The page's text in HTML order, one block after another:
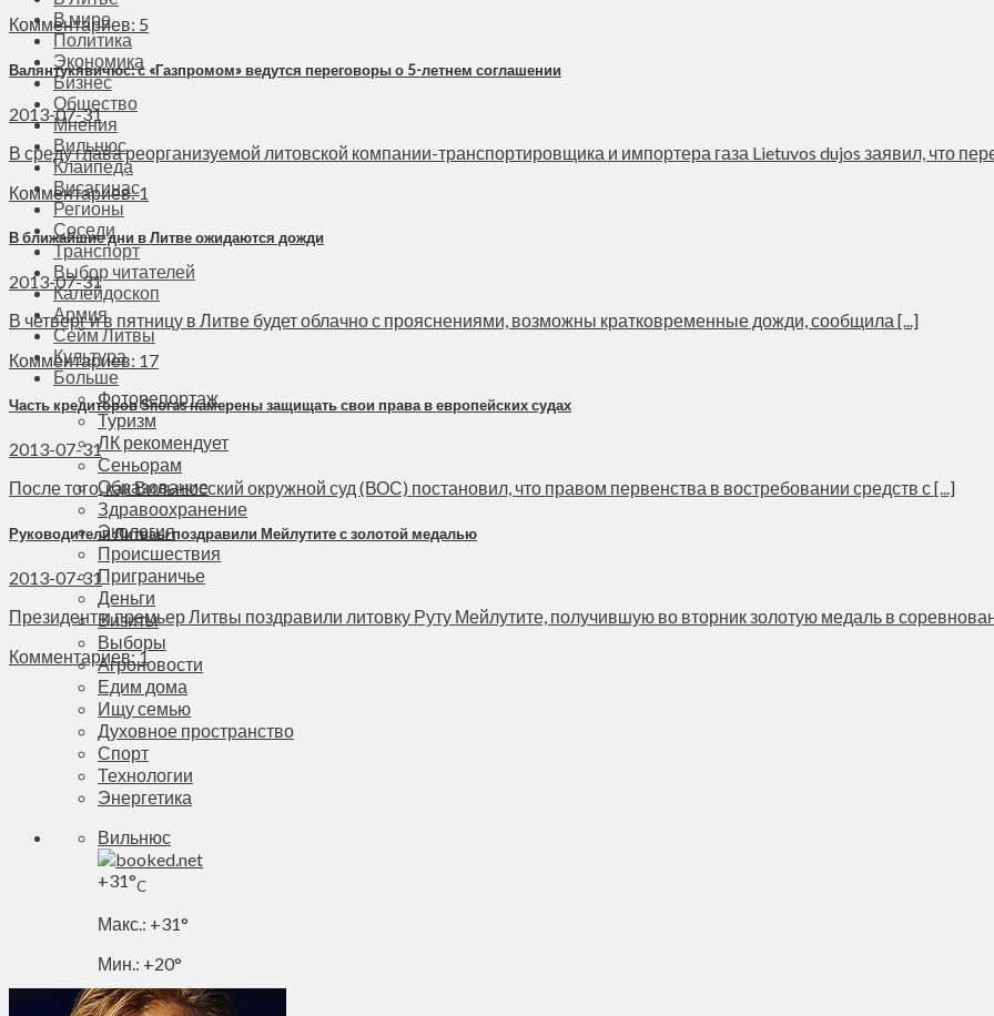
В мире
Политика
Экономика
Бизнес
Общество
Мнения
Вильнюс
Клайпеда
Висагинас
Регионы
Соседи
Транспорт
Выбор читателей
Калейдоскоп
Армия
Сейм Литвы
Культура
Больше
Фоторепортаж
Туризм
ЛК рекомендует
Сеньорам
Образование
Здравоохранение
Экология
Происшествия
Приграничье
Деньги
Визиты
Выборы
Агроновости
Едим дома
Ищу семью
Духовное пространство
Спорт
Технологии
Энергетика
Вильнюс
+31°C
Макс.: +31°
Мин.: +20°
Чт, 06.08.2026
Комментариев: 5
Валянтукявичюс: с «Газпромом» ведутся переговоры о 5-летнем соглашении
2013-07-31
В среду глава реорганизуемой литовской компании-транспортировщика и импортера газа Lietuvos dujos заявил, что
Комментариев: 1
В ближайшие дни в Литве ожидаются дожди
2013-07-31
В четверг и в пятницу в Литве будет облачно с прояснениями, возможны кратковременные дожди, сообщила [...]
Комментариев: 17
Часть кредиторов Snoras намерены защищать свои права в европейских судах
2013-07-31
После того, как Вильнюсский окружной суд (ВОС) постановил, что правом первенства в востребовании средств с [...]
Руководители Литваы поздравили Мейлутите с золотой медалью
2013-07-31
Президент и премьер Литвы поздравили литовку Руту Мейлутите, получившую во вторник золотую медаль в
Комментариев: 1